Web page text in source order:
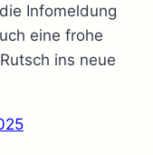
Infomeldung
eine frohe
ins neue